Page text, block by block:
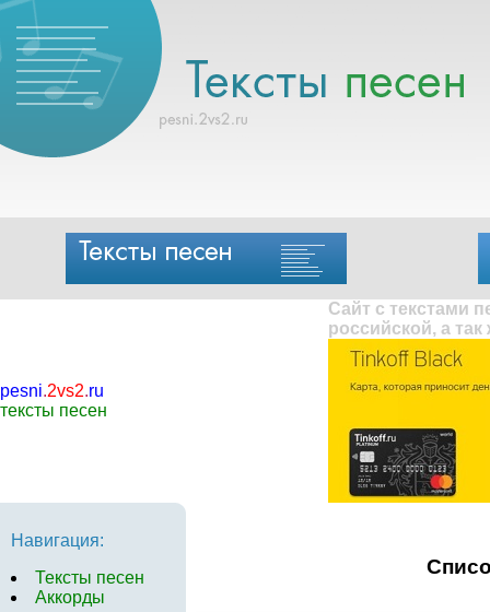
pesni.2vs2.ru
тексты песен
Сайт с текстами
российской, а
Навигация:
Тексты песен
Аккорды